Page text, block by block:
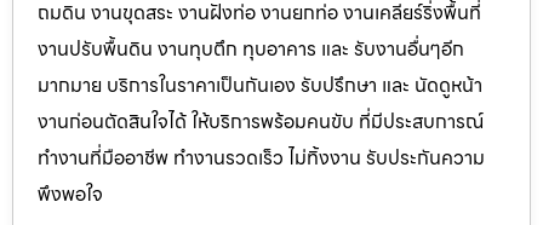
ถมดิน งานขุดสระ งานฝังท่อ งานยกท่อ งานเคลียร์ริ่งพื้นที่
งานปรับพื้นดิน งานทุบตึก ทุบอาคาร และ รับงานอื่นๆอีก
มากมาย บริการในราคาเป็นกันเอง รับปรึกษา และ นัดดูหน้า
งานก่อนตัดสินใจได้ ให้บริการพร้อมคนขับ ที่มีประสบการณ์
ทำงานที่มืออาชีพ ทำงานรวดเร็ว ไม่ทิ้งงาน รับประกันความ
พึงพอใจ